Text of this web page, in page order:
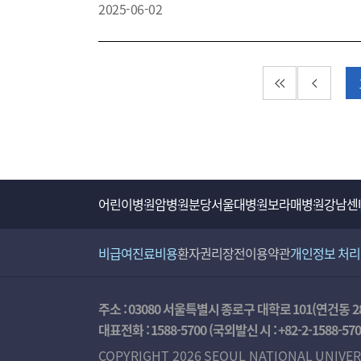
2025-06-02
첫 페이지이전 페
어린이병원암병원분당서울대병원보라매병원강남
비급여진료비용환자권리장전이용약관개인정보 처
주소 : 03080 서울특별시 종로구 대학로 101(연건동
대표전화 :1588-5700(국외발신 시 :+82-2-1588-
COPYRIGHT 2026 SEOUL NATIONAL